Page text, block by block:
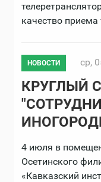
качество приема
НОВОСТИ ср,
КРУГЛЫЙ
4 июля в
Осетинского
«Кавказский